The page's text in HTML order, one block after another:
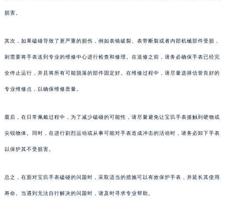
损害。
其次，如果磕碰导致了更严重的损伤，例如表镜破裂、表带断裂或者内部机械部件受损，
则需要将手表送到专业的维修中心进行检查和修理。在送修之前，请务必确保手表已经完
全停止运行，并且将所有可能脱落的部件固定好。在维修过程中，请尽量选择信誉良好的
专业维修点，以确保维修质量。
最后，在日常佩戴过程中，为了减少磕碰的可能性，请尽量避免让宝玑手表接触到硬物或
尖锐物体。同时，在进行剧烈运动或从事可能对手表造成冲击的活动时，请务必卸下手表
以保护其不受损害。
总之，在面对宝玑手表磕碰的问题时，采取适当的措施可以有效保护手表，并延长其使用
寿命。当遇到无法自行解决的问题时，请及时寻求专业帮助。